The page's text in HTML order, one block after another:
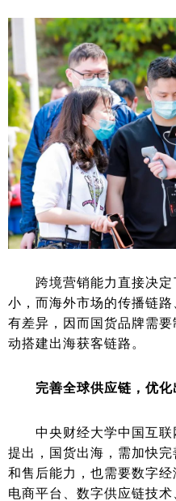
跨境营销能力直接决定
小，而海外市场的传播链
有差异，因而国货品牌需
动搭建出海获客链路。
完善全球供应链，优化
中央财经大学中国互联
提出，国货出海，需加快
和售后能力，也需要数字
电商平台、数字供应链技